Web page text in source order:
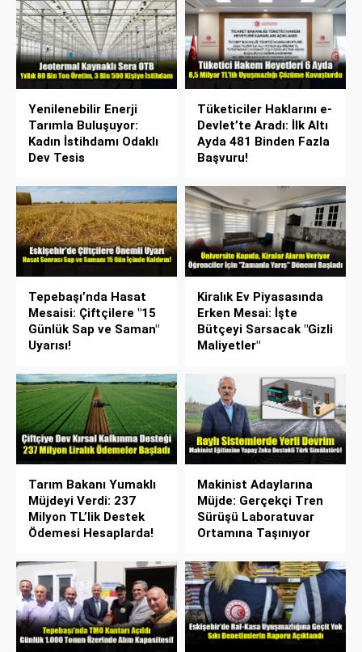
Yenilenebilir Enerji
Tarımla Buluşuyor:
Kadın İstihdamı Odaklı
Dev Tesis
Tüketiciler Haklarını e-
Devlet’te Aradı: İlk Altı
Ayda 481 Binden Fazla
Başvuru!
Tepebaşı’nda Hasat
Mesaisi: Çiftçilere "15
Günlük Sap ve Saman"
Uyarısı!
Kiralık Ev Piyasasında
Erken Mesai: İşte
Bütçeyi Sarsacak "Gizli
Maliyetler"
Tarım Bakanı Yumaklı
Müjdeyi Verdi: 237
Milyon TL’lik Destek
Ödemesi Hesaplarda!
Makinist Adaylarına
Müjde: Gerçekçi Tren
Sürüşü Laboratuvar
Ortamına Taşınıyor